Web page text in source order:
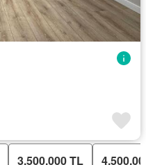
3.500.000 TL